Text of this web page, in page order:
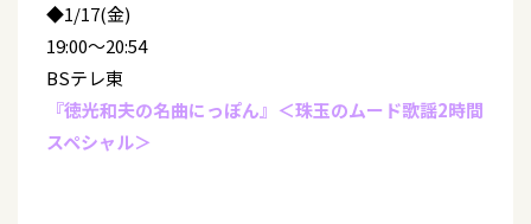
◆1/17(金)
19:00～20:54
BSテレ東
『徳光和夫の名曲にっぽん』＜珠玉のムード歌謡2時間
スペシャル＞